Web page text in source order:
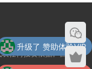
富上道！
任何投资依据。自愿，
升级了 赞助体验VIP